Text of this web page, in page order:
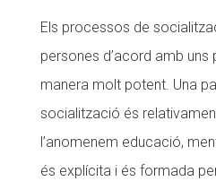
Els processos de
persones d’acord amb uns
manera molt potent. Una
socialització és
l’anomenem educació,
és explícita i és formada